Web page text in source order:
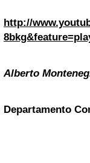
http://
Alberto
Departamento